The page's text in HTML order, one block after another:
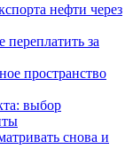
нефти через
за
пространство
выбор
снова и